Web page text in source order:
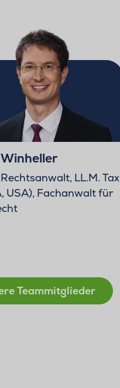
LL.M. Tax
USA), Fachanwalt für
Teammitglieder